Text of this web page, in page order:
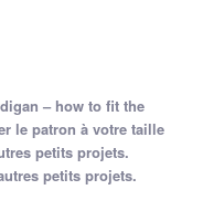
– how to fit the
le patron à votre taille
petits projets.
petits projets.